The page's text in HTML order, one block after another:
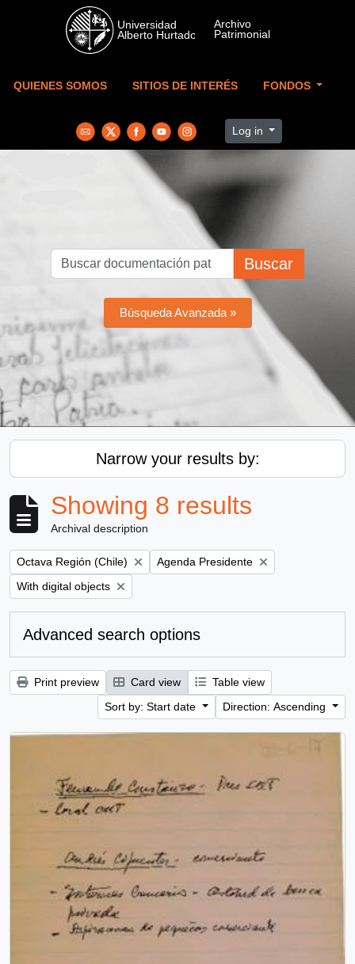
Skip to main content
QUIENES SOMOS SITIOS DE INTERÉS FONDOS
Log in
Buscar
Búsqueda Avanzada »
Narrow your results by:
Showing 8 results
Archival description
Remove filter:
Octava Región (Chile) Remove filter:
Agenda Presidente
Remove filter:
With digital objects
Advanced search options
Print preview Card view
Table view
Sort by: Start date
Direction: Ascending